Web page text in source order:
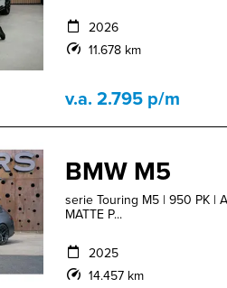
2026
11.678 km
v.a. 2.795 p/m
BMW M5
serie Touring M5 | 950 PK |
MATTE P...
2025
14.457 km